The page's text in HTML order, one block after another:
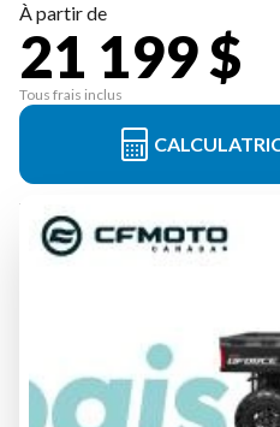
À partir de
21 199 $
Tous frais inclus